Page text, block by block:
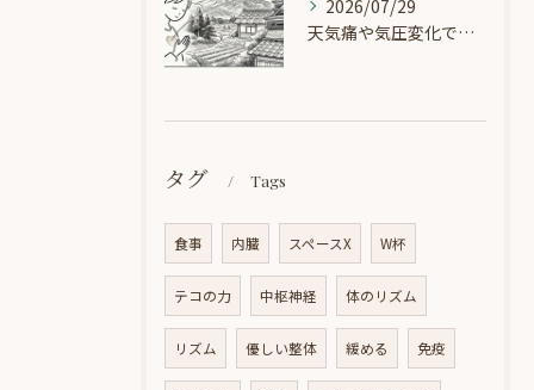
2026/07/29
天気痛や気圧変化で起こる「頭痛・めまい」に。自律神経の乱れにより症状が起こるきっかけは？
タグ Tags
食事 内臓 スペースX W杯
テコの力 中枢神経 体のリズム
リズム 優しい整体 緩める 免疫